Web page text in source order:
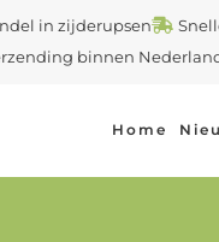
in zijderupsen
binnen
Home